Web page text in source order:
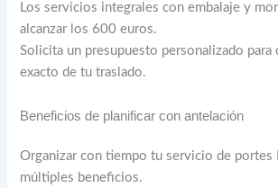
Los servicios integrales con embalaje y
alcanzar los 600 euros.
Solicita un presupuesto personalizado
exacto de tu traslado.
Beneficios de planificar con antelación
Organizar con tiempo tu servicio de portes
múltiples beneficios.